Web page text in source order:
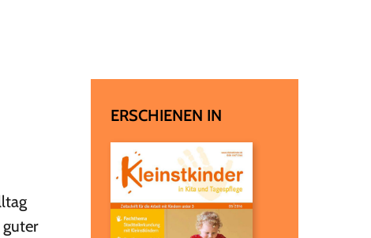
guter
ERSCHIENEN IN